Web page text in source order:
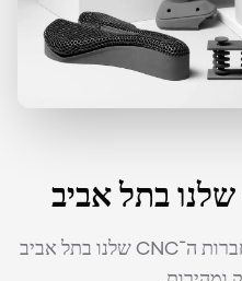
מאבי טיפוס ועד ייצור סדרתי, חברות ה־CNC שלנו בתל אביב